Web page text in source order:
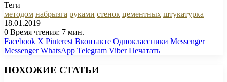
Теги
методом набрызга руками стенок цементных штукатурка
18.01.2019
0 Время чтения: 7 мин.
Facebook X Pinterest Вконтакте Одноклассники Messenger
Messenger WhatsApp Telegram Viber Печатать
ПОХОЖИЕ СТАТЬИ